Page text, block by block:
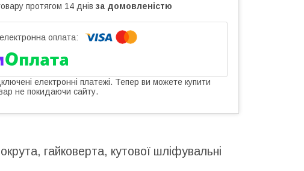
протягом 14 днів за домовленістю
електронні платежі. Тепер ви можете купити
не покидаючи сайту.
гайковерта, кутової шліфувальні